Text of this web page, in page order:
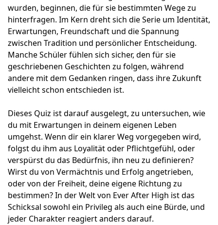
wurden, beginnen, die für sie bestimmten Wege zu
hinterfragen. Im Kern dreht sich die Serie um Identität,
Erwartungen, Freundschaft und die Spannung
zwischen Tradition und persönlicher Entscheidung.
Manche Schüler fühlen sich sicher, den für sie
geschriebenen Geschichten zu folgen, während
andere mit dem Gedanken ringen, dass ihre Zukunft
vielleicht schon entschieden ist.
Dieses Quiz ist darauf ausgelegt, zu untersuchen, wie
du mit Erwartungen in deinem eigenen Leben
umgehst. Wenn dir ein klarer Weg vorgegeben wird,
folgst du ihm aus Loyalität oder Pflichtgefühl, oder
verspürst du das Bedürfnis, ihn neu zu definieren?
Wirst du von Vermächtnis und Erfolg angetrieben,
oder von der Freiheit, deine eigene Richtung zu
bestimmen? In der Welt von Ever After High ist das
Schicksal sowohl ein Privileg als auch eine Bürde, und
jeder Charakter reagiert anders darauf.